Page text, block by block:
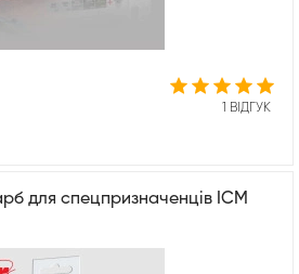
1 ВІДГУК
для спецпризначенців ICM